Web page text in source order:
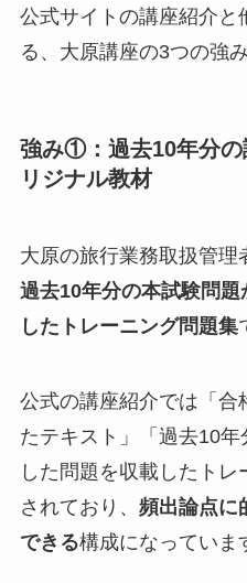
公式サイトの講座紹介と
る、大原講座の3つの強
強み①：過去10年分の
リジナル教材
大原の旅行業務取扱管理
過去10年分の本試験問
したトレーニング問題集
公式の講座紹介では「合
たテキスト」「過去10
した問題を収載したト
されており、 頻出論点に
できる構成になっていま